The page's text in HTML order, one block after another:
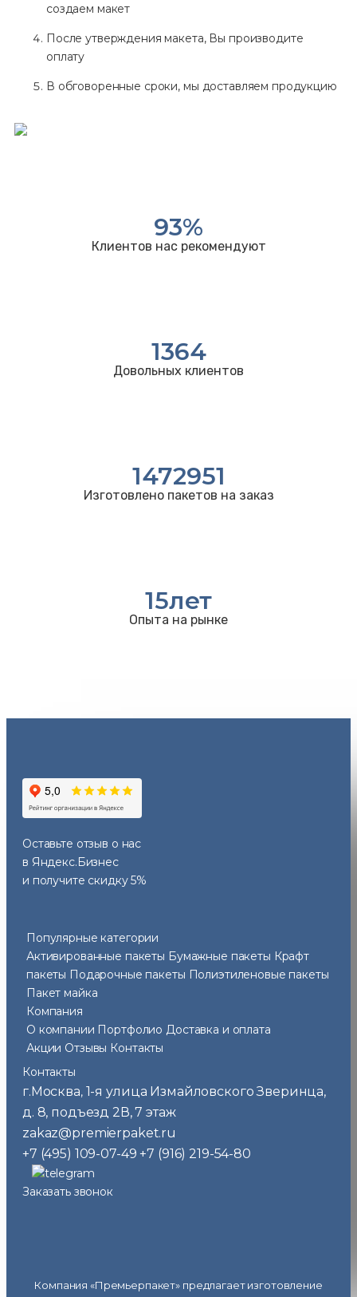
создаем макет
После утверждения макета, Вы производите
оплату
В обговоренные сроки, мы доставляем продукцию
93%
Клиентов нас рекомендуют
1364
Довольных клиентов
1472951
Изготовлено пакетов на заказ
15лет
Опыта на рынке
Оставьте отзыв о нас
в Яндекс.Бизнес
и получите скидку 5%
Популярные категории
Активированные пакеты Бумажные пакеты Крафт
пакеты Подарочные пакеты Полиэтиленовые пакеты
Пакет майка
Компания
О компании Портфолио Доставка и оплата
Акции Отзывы Контакты
Контакты
г.Москва, 1-я улица Измайловского Зверинца,
д. 8, подъезд 2В, 7 этаж
zakaz@premierpaket.ru
+7 (495) 109-07-49 +7 (916) 219-54-80
Заказать звонок
Компания «Премьерпакет» предлагает изготовление